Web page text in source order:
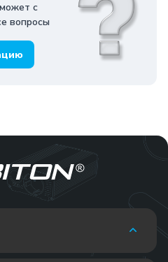
с
вопросы